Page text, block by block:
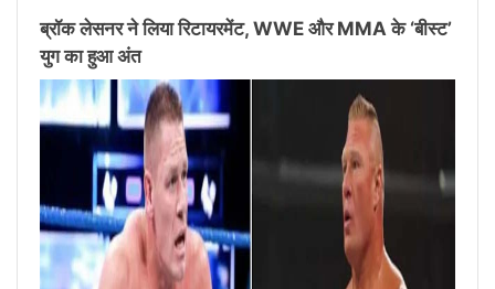
ब्रॉक लेसनर ने लिया रिटायरमेंट, WWE और MMA के ‘बीस्ट’
युग का हुआ अंत